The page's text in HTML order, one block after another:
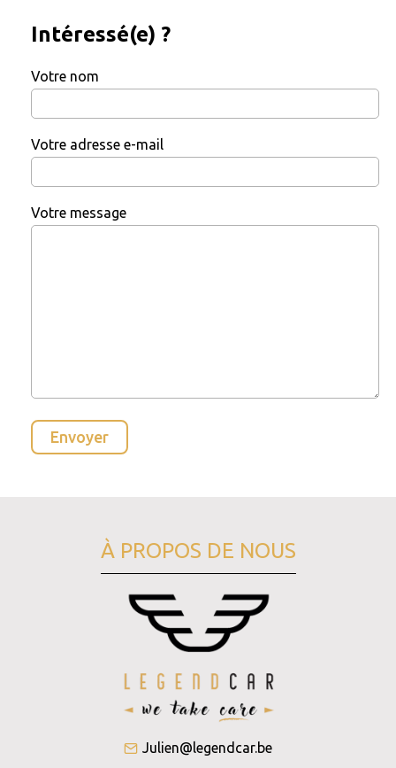
Intéressé(e) ?
Votre nom
Votre adresse e-mail
Votre message
À PROPOS DE NOUS
Julien@legendcar.be